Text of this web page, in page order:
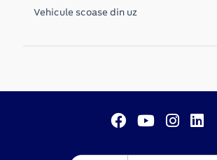
Vehicule scoase din uz